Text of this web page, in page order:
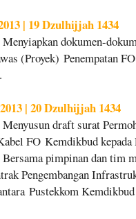
| 19 Dzulhijjah 1434
dokumen-
(Proyek) Penempatan
| 20 Dzulhijjah 1434
draft surat
FO Kemdikbud
pimpinan dan tim
Pengembangan
Pustekkom